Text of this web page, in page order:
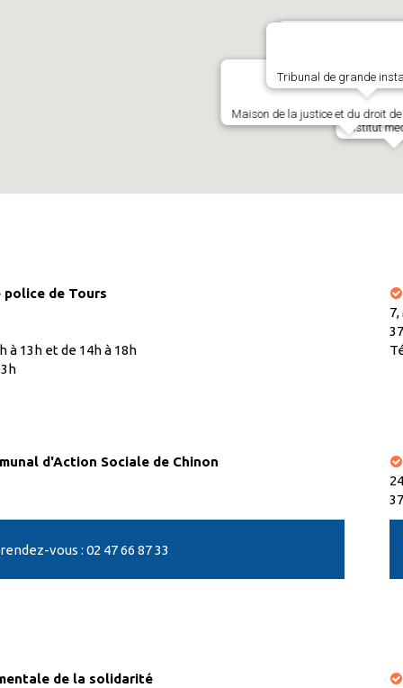
Institut
Service de santé
Commissariat de
Maison de la justice et du droit de
communal d'action sociale de Chinon
Tribunal de grande
police de Tours
à 13h et de 14h à 18h
d'Action Sociale de Chinon
vous : 02 47 66 87 33
de la solidarité